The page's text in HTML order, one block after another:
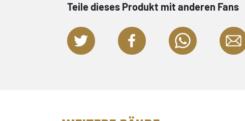
Teile dieses Produkt mit anderen Fans